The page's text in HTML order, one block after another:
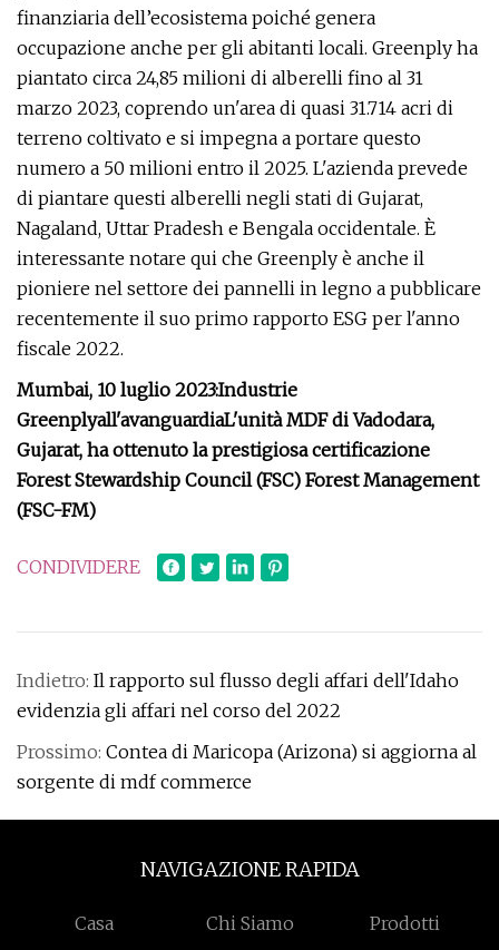
finanziaria dell’ecosistema poiché genera
occupazione anche per gli abitanti locali. Greenply ha
piantato circa 24,85 milioni di alberelli fino al 31
marzo 2023, coprendo un'area di quasi 31.714 acri di
terreno coltivato e si impegna a portare questo
numero a 50 milioni entro il 2025. L'azienda prevede
di piantare questi alberelli negli stati di Gujarat,
Nagaland, Uttar Pradesh e Bengala occidentale. È
interessante notare qui che Greenply è anche il
pioniere nel settore dei pannelli in legno a pubblicare
recentemente il suo primo rapporto ESG per l'anno
fiscale 2022.
Mumbai, 10 luglio 2023:Industrie
Greenplyall'avanguardiaL'unità MDF di Vadodara,
Gujarat, ha ottenuto la prestigiosa certificazione
Forest Stewardship Council (FSC) Forest Management
(FSC-FM)
CONDIVIDERE
Indietro: Il rapporto sul flusso degli affari dell'Idaho
evidenzia gli affari nel corso del 2022
Prossimo: Contea di Maricopa (Arizona) si aggiorna al
sorgente di mdf commerce
NAVIGAZIONE RAPIDA
Casa Chi Siamo Prodotti